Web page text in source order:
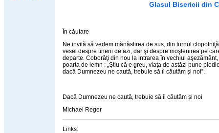
Glasul Bisericii din
În căutare
Ne invită să vedem mănăstirea de sus, din turnul
vesel despre tinerii de azi, dar şi despre moştenirea pe
departe. Coborâţi din nou la intrarea în vechiul
poarta de lemn : „Ştiu că e greu, viaţa de astăzi pune
dacă Dumnezeu ne caută, trebuie să îl căutăm şi noi”.
Dacă Dumnezeu ne caută, trebuie să îl căutăm şi noi
Michael Reger
Links: